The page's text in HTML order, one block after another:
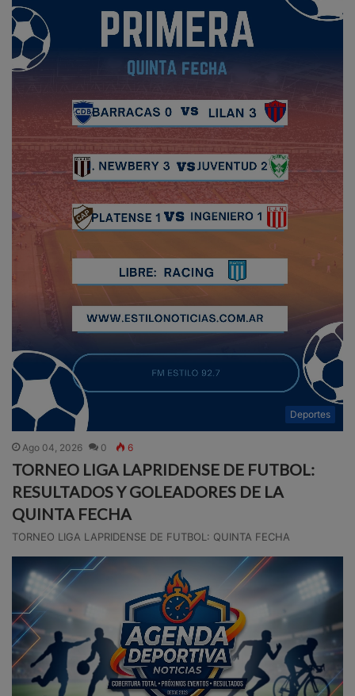
Deportes
Ago 04, 2026 0 6
TORNEO LIGA LAPRIDENSE DE FUTBOL:
RESULTADOS Y GOLEADORES DE LA
QUINTA FECHA
TORNEO LIGA LAPRIDENSE DE FUTBOL: QUINTA FECHA